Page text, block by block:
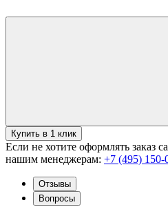
Купить в 1 клик
Если не хотите оформлять заказ
нашим менеджерам: +7 (495) 150-
Отзывы
Вопросы